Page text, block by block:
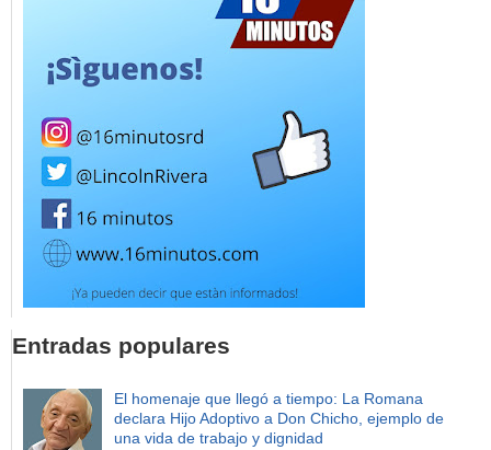
Entradas populares
El homenaje que llegó a tiempo: La Romana
declara Hijo Adoptivo a Don Chicho, ejemplo de
una vida de trabajo y dignidad